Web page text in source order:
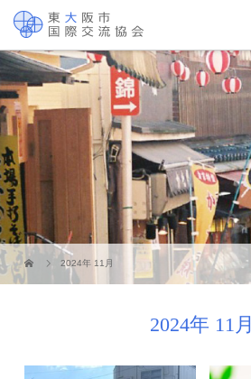
2024年 11月
2024年 11月